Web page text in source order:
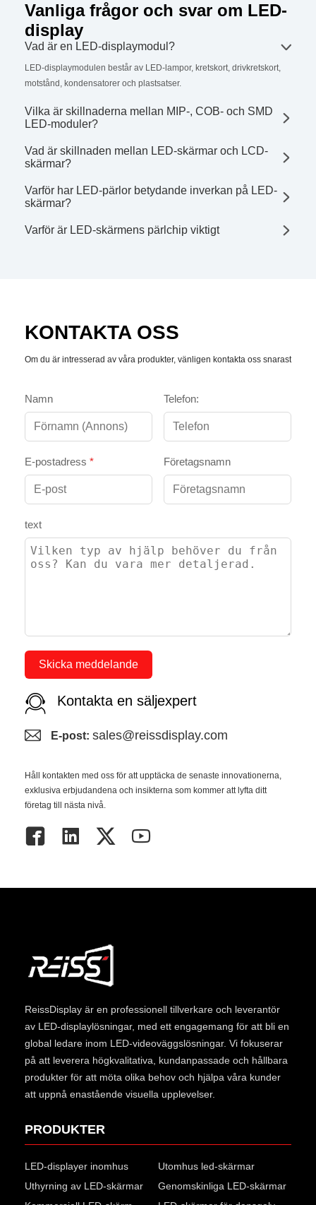
Vanliga frågor och svar om LED-
display
Vad är en LED-displaymodul?
LED-displaymodulen består av LED-lampor, kretskort, drivkretskort,
motstånd, kondensatorer och plastsatser.
Vilka är skillnaderna mellan MIP-, COB- och SMD
LED-moduler?
Vad är skillnaden mellan LED-skärmar och LCD-
skärmar?
Varför har LED-pärlor betydande inverkan på LED-
skärmar?
Varför är LED-skärmens pärlchip viktigt
KONTAKTA OSS
Om du är intresserad av våra produkter, vänligen kontakta oss snarast
Namn Telefon:
E-postadress * Företagsnamn
text
Skicka meddelande
Kontakta en säljexpert
E-post: sales@reissdisplay.com
Håll kontakten med oss ​​för att upptäcka de senaste innovationerna,
exklusiva erbjudandena och insikterna som kommer att lyfta ditt
företag till nästa nivå.
ReissDisplayär en professionell tillverkare och leverantör
av LED-displaylösningar, med ett engagemang för att bli en
global ledare inom LED-videoväggslösningar. Vi fokuserar
på att leverera högkvalitativa, kundanpassade och hållbara
produkter för att möta olika behov och hjälpa våra kunder
att uppnå enastående visuella upplevelser.
PRODUKTER
LED-displayer inomhus
Utomhus led-skärmar
Uthyrning av LED-skärmar
Genomskinliga LED-skärmar